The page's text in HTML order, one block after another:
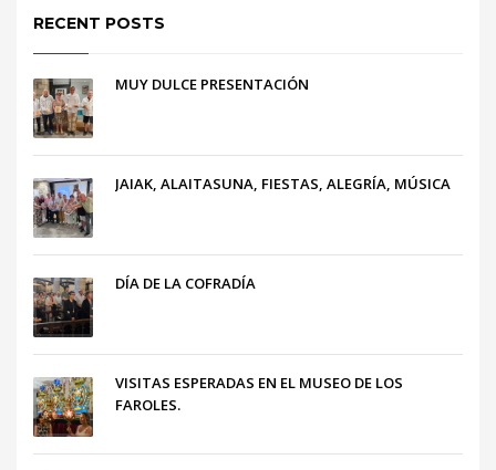
RECENT POSTS
MUY DULCE PRESENTACIÓN
JAIAK, ALAITASUNA, FIESTAS, ALEGRÍA, MÚSICA
DÍA DE LA COFRADÍA
VISITAS ESPERADAS EN EL MUSEO DE LOS
FAROLES.